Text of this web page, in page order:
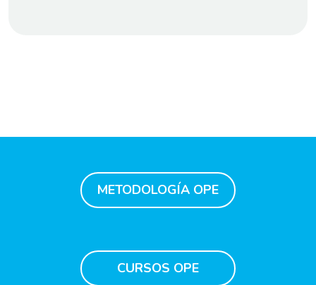
METODOLOGÍA OPE
CURSOS OPE